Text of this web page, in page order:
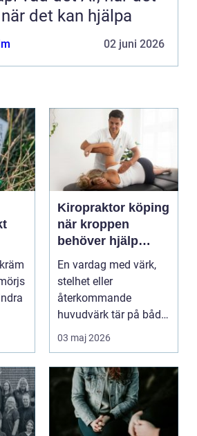
det kan hjälpa
02 juni 2026
Kiropraktor köping
när kroppen
behöver hjälp
tillbaka
En vardag med värk,
stelhet eller
återkommande
huvudvärk tär på både
ork och humör. Många
går länge ...
03 maj 2026